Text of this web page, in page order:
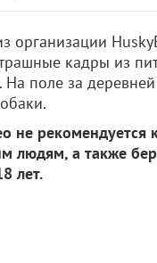
организации
кадры из
поле за деревней
не рекомендуется
людям, а также
лет.